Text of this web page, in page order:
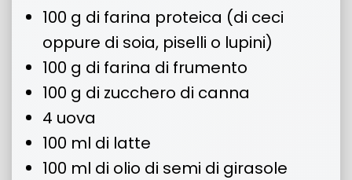
100 g di farina proteica (di ceci
oppure di soia, piselli o lupini)
100 g di farina di frumento
100 g di zucchero di canna
4 uova
100 ml di latte
100 ml di olio di semi di girasole